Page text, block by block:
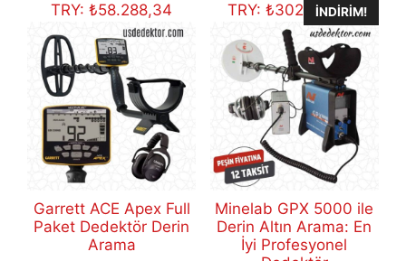
TRY:₺58.288,34
Garrett ACE Apex Full
Paket Dedektör Derin
Arama
TRY: ₺302.989,39
İNDIRIM!
Minelab GPX 5000 ile
Derin Altın Arama: En
İyi Profesyonel